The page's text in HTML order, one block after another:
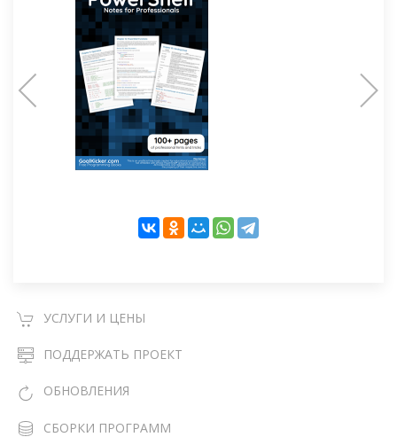
УСЛУГИ И ЦЕНЫ
ПОДДЕРЖАТЬ ПРОЕКТ
ОБНОВЛЕНИЯ
СБОРКИ ПРОГРАММ